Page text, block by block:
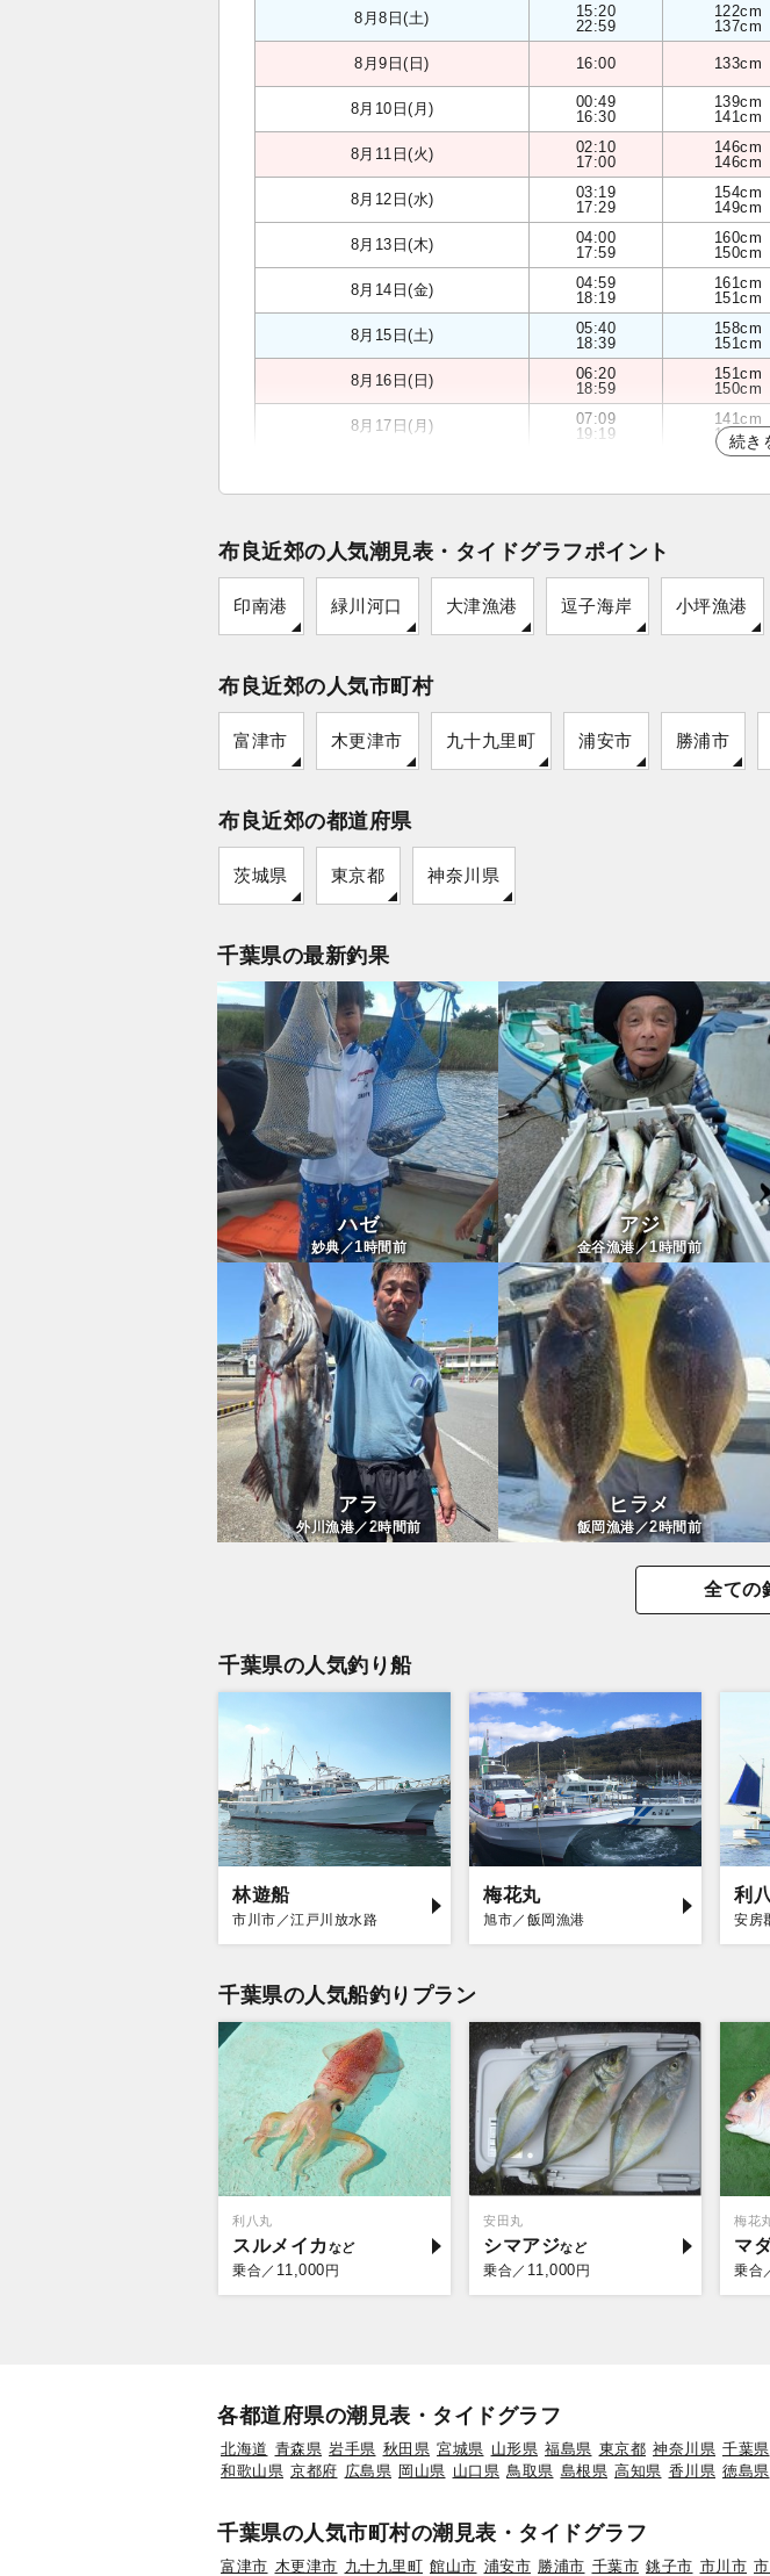
8月8日(土)
15:20
22:59
122cm
137cm
8月9日(日) 16:00 133cm
8月10日(月)
00:49
16:30
139cm
141cm
8月11日(火)
02:10
17:00
146cm
146cm
8月12日(水)
03:19
17:29
154cm
149cm
8月13日(木)
04:00
17:59
160cm
150cm
8月14日(金)
04:59
18:19
161cm
151cm
8月15日(土)
05:40
18:39
158cm
151cm
8月16日(日)
06:20
18:59
151cm
150cm
8月17日(月)
07:09
19:19
141cm
149cm
続き
布良近郊の人気潮見表・タイドグラフポイント
印南港 緑川河口 大津漁港 逗子海岸 小坪漁港
布良近郊の人気市町村
富津市 木更津市 九十九里町 浦安市 勝浦市
布良近郊の都道府県
茨城県 東京都 神奈川県
千葉県の最新釣果
ハゼ
妙典／1時間前
アジ
金谷漁港／1時間前
アラ
外川漁港／2時間前
ヒラメ
飯岡漁港／2時間前
全ての
千葉県の人気釣り船
林遊船
市川市／江戸川放水路
梅花丸
旭市／飯岡漁港
利
安房
千葉県の人気船釣りプラン
利八丸
スルメイカ
乗合／ 11,000 円
安田丸
シマアジ
乗合／ 11,000 円
梅花丸
マ
乗合
各都道府県の潮見表・タイドグラフ
北海道 青森県 岩手県 秋田県 宮城県 山形県 福島県 東京都 神奈川県 千葉県
和歌山県 京都府 広島県 岡山県 山口県 鳥取県 島根県 高知県 香川県 徳島県
千葉県の人気市町村の潮見表・タイドグラフ
富津市 木更津市 九十九里町 館山市 浦安市 勝浦市 千葉市 銚子市 市川市